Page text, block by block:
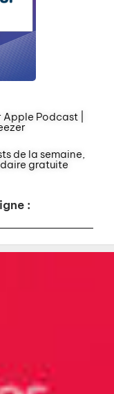
Apple Podcast |
de la semaine,
gratuite
: